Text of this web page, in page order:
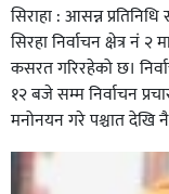
सिराहा : आसन्न
सिरहा निर्वाचन क्षेत्र नं
कसरत गरिरहेको छ।
१२ बजे सम्म निर्वाचन
मनोनयन गरे पश्चात